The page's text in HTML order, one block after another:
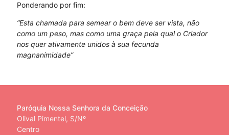
Ponderando por fim:
“Esta chamada para semear o bem deve ser vista, não
como um peso, mas como uma graça pela qual o Criador
nos quer ativamente unidos à sua fecunda
magnanimidade”
Paróquia Nossa Senhora da Conceição
Olival Pimentel, S/Nº
Centro